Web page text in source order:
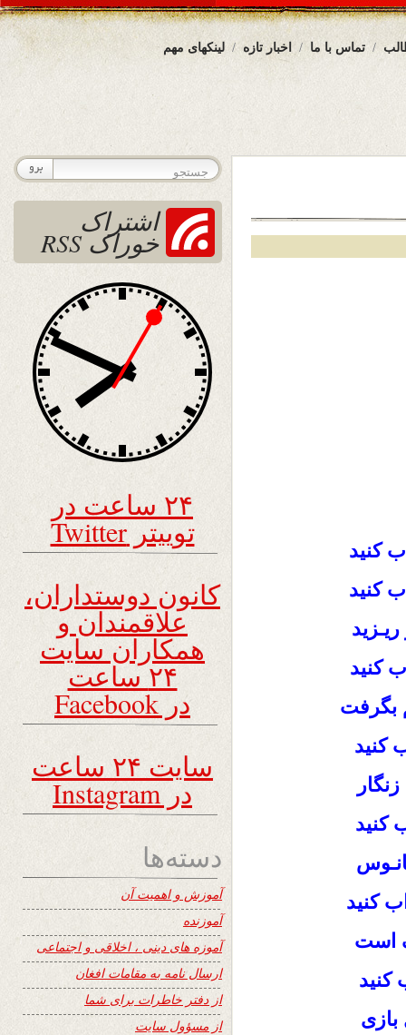
لینکهای مهم اخبار تازه تماس با ما
کنید
کنید
کنید
بگرفت
کنید
کنید
کنید
است
کنید
بازی
اشتراک
خوراک RSS
۲۴ ساعت در
توییتر Twitter
کانون دوستداران،
علاقمندان و
همکاران سایت
۲۴ ساعت
در Facebook
سایت ۲۴ ساعت
در Instagram
دسته‌ها
آموزش و اهمیت آن
آموزنده
آموزه های دینی ، اخلاقی و اجتماعی
ارسال نامه به مقامات افغان
از دفتر خاطرات برای شما
از مسؤول سایت